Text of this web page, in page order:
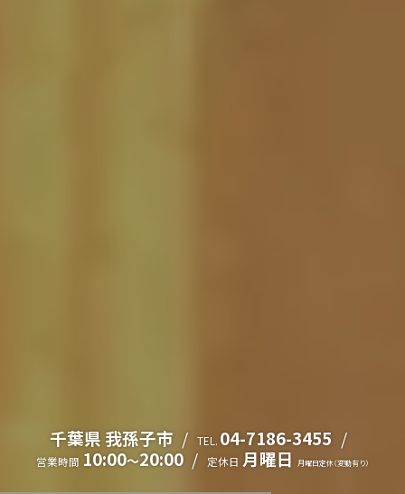
千葉県 我孫子市 TEL. 04-7186-3455
営業時間 10:00～20:00 定休日 月曜日 月曜日定休（変動有り）